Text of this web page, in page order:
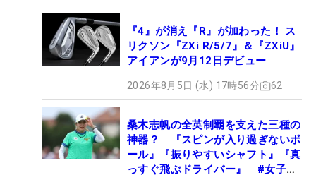
『4』が消え『R』が加わった！ ス
リクソン『ZXi R/5/7』＆『ZXiU』
アイアンが9月12日デビュー
2026年8月5日 (水) 17時56分 62
桑木志帆の全英制覇を支えた三種の
神器？ 『スピンが入り過ぎないボ
ール』『振りやすいシャフト』『真
っすぐ飛ぶドライバー』 #女子プ